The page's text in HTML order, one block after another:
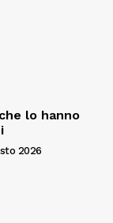
lo hanno
2026